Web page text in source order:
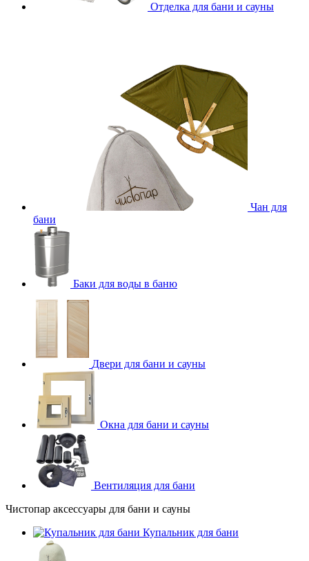
Отделка для бани и сауны
Чан для
бани
Баки для воды в баню
Двери для бани и сауны
Окна для бани и сауны
Вентиляция для бани
Чистопар аксессуары для бани и сауны
Купальник для бани